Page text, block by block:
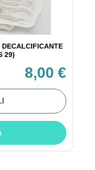
29)
8,00 €